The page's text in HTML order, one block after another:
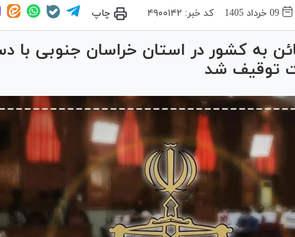
09 خرداد 1405 کد خبر: ۴۹۰۰۱۴۲ چاپ
عنصر خائن به کشور در استان خراسان جنوبی با
توقیف شد